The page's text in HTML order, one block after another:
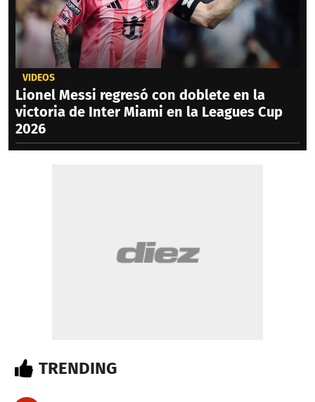
VIDEOS
Lionel Messi regresó con doblete en la
victoria de Inter Miami en la Leagues Cup
2026
TRENDING